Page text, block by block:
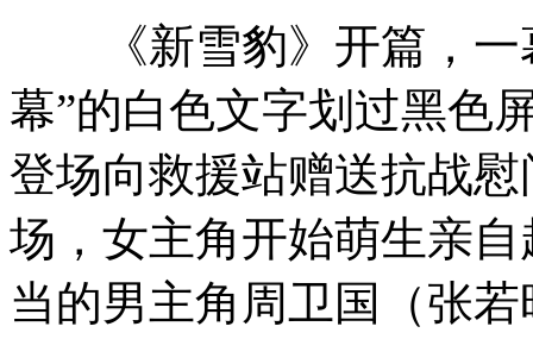
《新雪豹》开篇，一
幕”的白色文字划过黑色
登场向救援站赠送抗战
场，女主角开始萌生亲
当的男主角周卫国（张